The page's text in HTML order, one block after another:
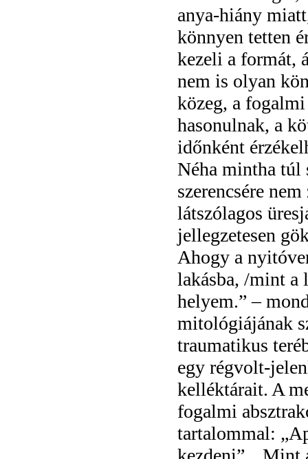
anya-hiány
könnyen tetten
kezeli a formát,
nem is olyan
közeg, a
hasonulnak, a
időnként
Néha mintha túl
szerencsére
látszólagos
jellegzetesen
Ahogy a
lakásba, /mint a
helyem.” –
mitológiájának
traumatikus
egy régvolt-
kelléktárait. A
fogalmi
tartalommal: